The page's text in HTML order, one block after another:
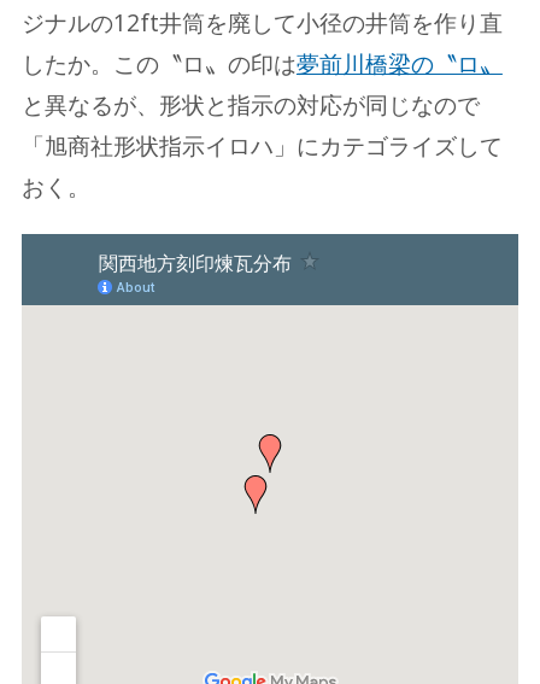
ジナルの12ft井筒を廃して小径の井筒を作り直
したか。この〝ロ〟の印は夢前川橋梁の〝ロ〟
と異なるが、形状と指示の対応が同じなので
「旭商社形状指示イロハ」にカテゴライズして
おく。